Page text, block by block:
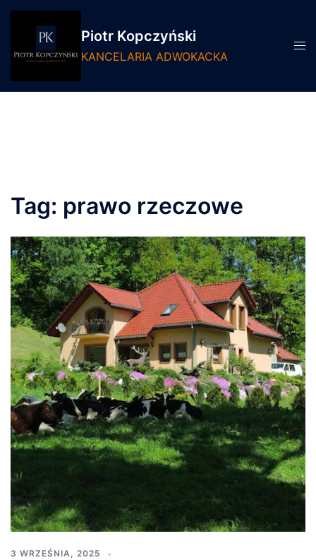
Piotr Kopczyński
KANCELARIA ADWOKACKA
Tag: prawo rzeczowe
3 WRZEŚNIA, 2025